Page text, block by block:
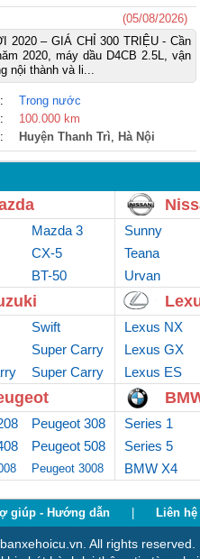
(05/08/2026)
2020 – GIÁ CHỈ 300 TRIỆU - Cần
2020, máy dầu D4CB 2.5L, vận
nội thành và li...
:
Trong nước
:
100.000 km
: Huyện Thanh Trì, Hà Nội
Mazda 3
CX-5
BT-50
Sunny
Teana
Urvan
Swift
Super Carry
Van
Super Carry
Pro
Lexus NX
Lexus GX
Lexus ES
Peugeot 308
Peugeot 508
Peugeot 3008
Series 1
Series 5
BMW X4
giúp - Hướng dẫn Liên
All rights reserved.